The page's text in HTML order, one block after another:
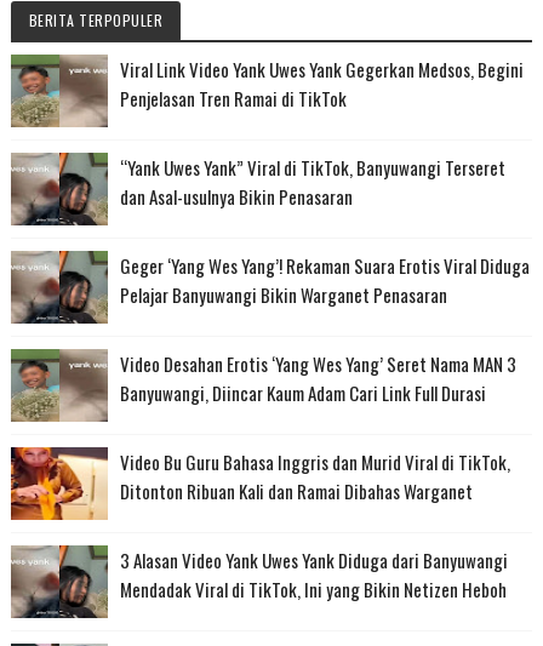
BERITA TERPOPULER
Viral Link Video Yank Uwes Yank Gegerkan Medsos, Begini
Penjelasan Tren Ramai di TikTok
“Yank Uwes Yank” Viral di TikTok, Banyuwangi Terseret
dan Asal-usulnya Bikin Penasaran
Geger ‘Yang Wes Yang’! Rekaman Suara Erotis Viral Diduga
Pelajar Banyuwangi Bikin Warganet Penasaran
Video Desahan Erotis ‘Yang Wes Yang’ Seret Nama MAN 3
Banyuwangi, Diincar Kaum Adam Cari Link Full Durasi
Video Bu Guru Bahasa Inggris dan Murid Viral di TikTok,
Ditonton Ribuan Kali dan Ramai Dibahas Warganet
3 Alasan Video Yank Uwes Yank Diduga dari Banyuwangi
Mendadak Viral di TikTok, Ini yang Bikin Netizen Heboh